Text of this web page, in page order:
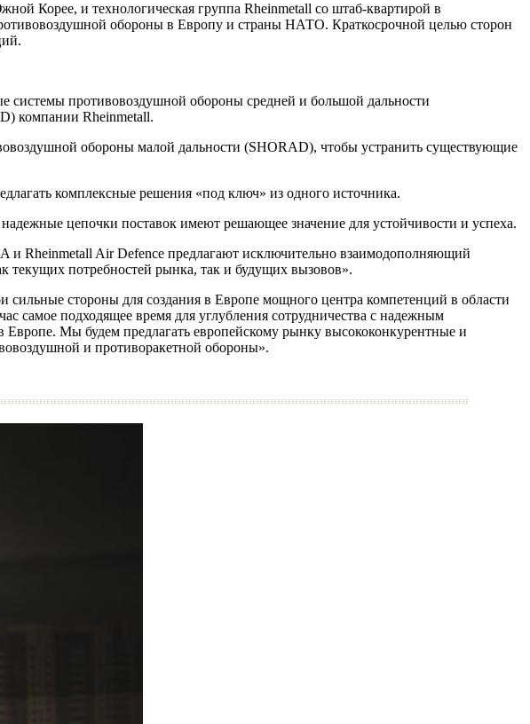
Корее, и технологическая группа Rheinmetall со штаб-квартирой в
обороны в Европу и страны НАТО. Краткосрочной целью сторон
системы противовоздушной обороны средней и большой дальности
компании Rheinmetall.
обороны малой дальности (SHORAD), чтобы устранить существующие
комплексные решения «под ключ» из одного источника.
цепочки поставок имеют решающее значение для устойчивости и успеха.
Rheinmetall Air Defence предлагают исключительно взаимодополняющий
текущих потребностей рынка, так и будущих вызовов».
стороны для создания в Европе мощного центра компетенций в области
самое подходящее время для углубления сотрудничества с надежным
Европе. Мы будем предлагать европейскому рынку высококонкурентные и
и противоракетной обороны».